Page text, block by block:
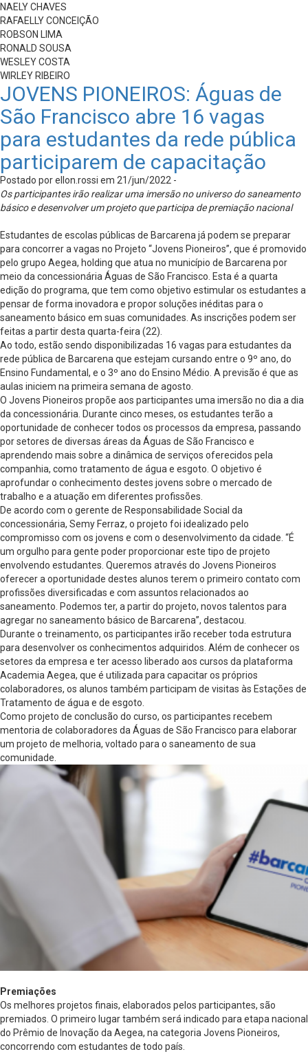
NAELY CHAVES
RAFAELLY CONCEIÇÃO
ROBSON LIMA
RONALD SOUSA
WESLEY COSTA
WIRLEY RIBEIRO
JOVENS PIONEIROS: Águas de
São Francisco abre 16 vagas
para estudantes da rede pública
participarem de capacitação
Postado por ellon.rossi em 21/jun/2022 -
Os participantes irão realizar uma imersão no universo do saneamento
básico e desenvolver um projeto que participa de premiação nacional
Estudantes de escolas públicas de Barcarena já podem se preparar
para concorrer a vagas no Projeto “Jovens Pioneiros”, que é promovido
pelo grupo Aegea, holding que atua no município de Barcarena por
meio da concessionária Águas de São Francisco. Esta é a quarta
edição do programa, que tem como objetivo estimular os estudantes a
pensar de forma inovadora e propor soluções inéditas para o
saneamento básico em suas comunidades. As inscrições podem ser
feitas a partir desta quarta-feira (22).
Ao todo, estão sendo disponibilizadas 16 vagas para estudantes da
rede pública de Barcarena que estejam cursando entre o 9º ano, do
Ensino Fundamental, e o 3º ano do Ensino Médio. A previsão é que as
aulas iniciem na primeira semana de agosto.
O Jovens Pioneiros propõe aos participantes uma imersão no dia a dia
da concessionária. Durante cinco meses, os estudantes terão a
oportunidade de conhecer todos os processos da empresa, passando
por setores de diversas áreas da Águas de São Francisco e
aprendendo mais sobre a dinâmica de serviços oferecidos pela
companhia, como tratamento de água e esgoto. O objetivo é
aprofundar o conhecimento destes jovens sobre o mercado de
trabalho e a atuação em diferentes profissões.
De acordo com o gerente de Responsabilidade Social da
concessionária, Semy Ferraz, o projeto foi idealizado pelo
compromisso com os jovens e com o desenvolvimento da cidade. “É
um orgulho para gente poder proporcionar este tipo de projeto
envolvendo estudantes. Queremos através do Jovens Pioneiros
oferecer a oportunidade destes alunos terem o primeiro contato com
profissões diversificadas e com assuntos relacionados ao
saneamento. Podemos ter, a partir do projeto, novos talentos para
agregar no saneamento básico de Barcarena”, destacou.
Durante o treinamento, os participantes irão receber toda estrutura
para desenvolver os conhecimentos adquiridos. Além de conhecer os
setores da empresa e ter acesso liberado aos cursos da plataforma
Academia Aegea, que é utilizada para capacitar os próprios
colaboradores, os alunos também participam de visitas às Estações de
Tratamento de água e de esgoto.
Como projeto de conclusão do curso, os participantes recebem
mentoria de colaboradores da Águas de São Francisco para elaborar
um projeto de melhoria, voltado para o saneamento de sua
comunidade.
Premiações
Os melhores projetos finais, elaborados pelos participantes, são
premiados. O primeiro lugar também será indicado para etapa nacional
do Prêmio de Inovação da Aegea, na categoria Jovens Pioneiros,
concorrendo com estudantes de todo país.